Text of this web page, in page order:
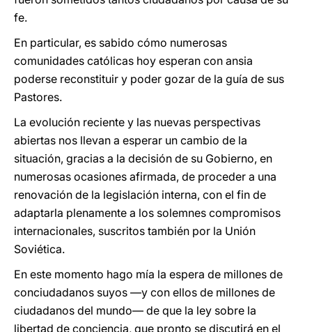
fe.
En particular, es sabido cómo numerosas
comunidades católicas hoy esperan con ansia
poderse reconstituir y poder gozar de la guía de sus
Pastores.
La evolución reciente y las nuevas perspectivas
abiertas nos llevan a esperar un cambio de la
situación, gracias a la decisión de su Gobierno, en
numerosas ocasiones afirmada, de proceder a una
renovación de la legislación interna, con el fin de
adaptarla plenamente a los solemnes compromisos
internacionales, suscritos también por la Unión
Soviética.
En este momento hago mía la espera de millones de
conciudadanos suyos —y con ellos de millones de
ciudadanos del mundo— de que la ley sobre la
libertad de conciencia, que pronto se discutirá en el